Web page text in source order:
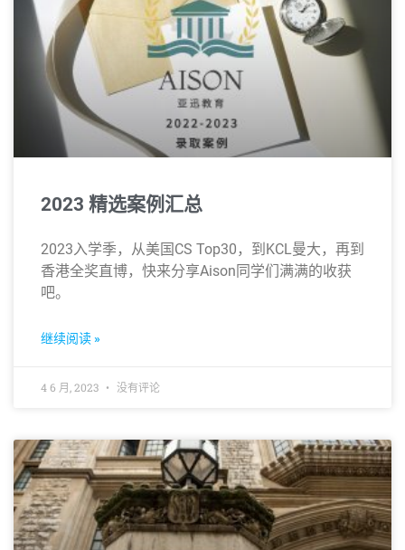
2023 精选案例汇总
2023入学季，从美国CS Top30，到KCL曼大，再到
香港全奖直博，快来分享Aison同学们满满的收获
吧。
继续阅读 »
4 6 月, 2023 没有评论